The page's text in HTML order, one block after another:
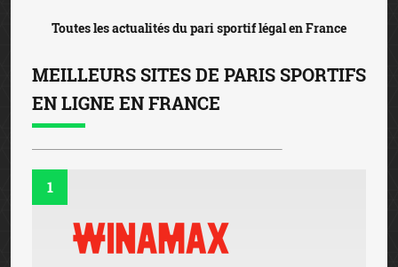
Toutes les actualités du pari sportif légal en France
MEILLEURS SITES DE PARIS SPORTIFS
EN LIGNE EN FRANCE
1